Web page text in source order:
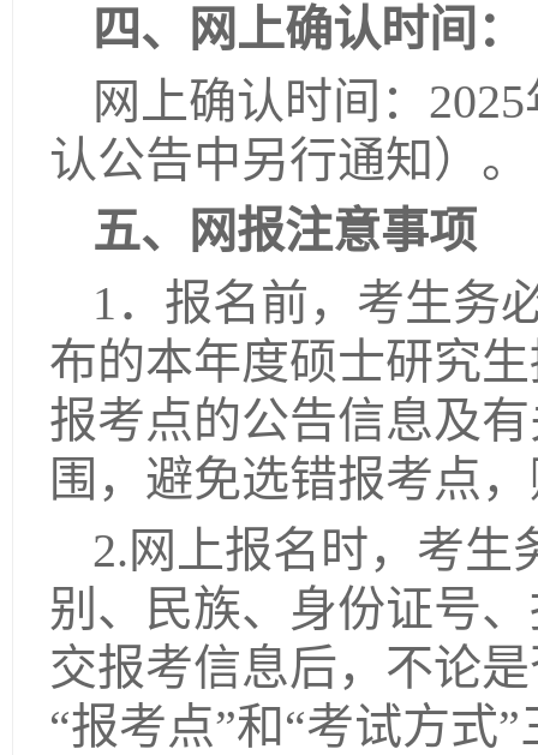
四、网上确认时间：
网上确认时间：
认公告中另行通知）。
五、网报注意事项
1．报名前，考生务
布的本年度硕士研究
报考点的公告信息及
围，避免选错报考点
2.网上报名时，考生
别、民族、身份证号
交报考信息后，不论
“报考点”和“考试方式